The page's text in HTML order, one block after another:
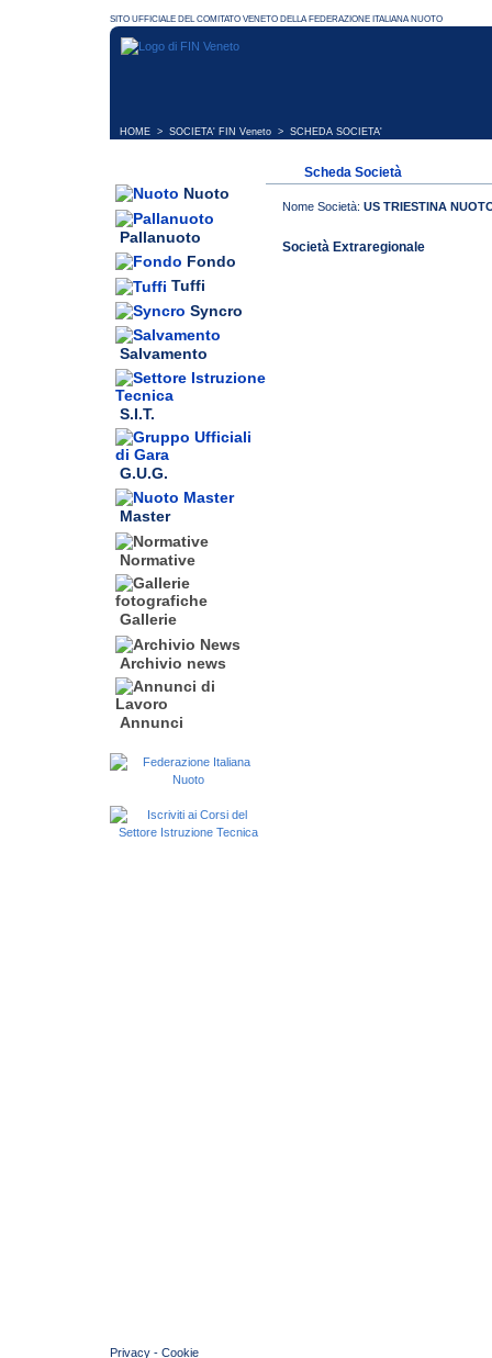
HOME > SOCIETA' FIN Veneto > SCHEDA SOCIETA'
Nuoto
Pallanuoto
Fondo
Tuffi
Syncro
Salvamento
S.I.T.
G.U.G.
Master
Normative
Gallerie
Archivio news
Annunci
Scheda Società
Nome Società: US TRIESTINA
Società Extraregionale
Privacy - Cookie